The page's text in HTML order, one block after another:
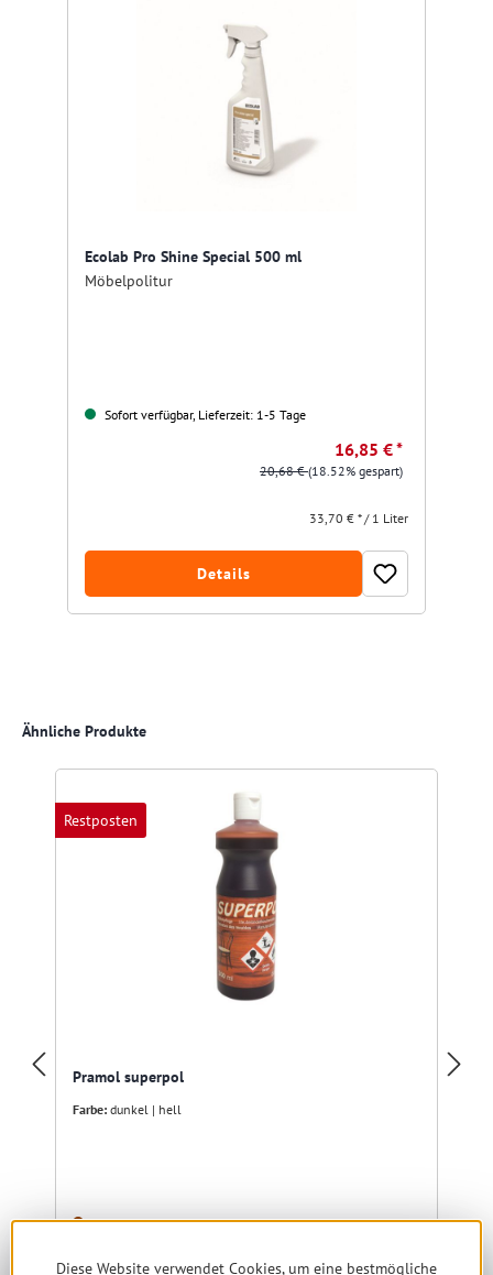
Ecolab Pro Shine Special 500 ml
Möbelpolitur
Sofort verfügbar, Lieferzeit: 1-5 Tage
16,85 € *
20,68 €(18.52% gespart)
33,70 € * / 1 Liter
Details
Produktgalerie überspringen
Ähnliche Produkte
Restposten
Pramol superpol
Farbe: dunkel | hell
noch 2 verfügbar, Lieferzeit: 1-5 Tage
Diese Website verwendet Cookies, um eine bestmögliche